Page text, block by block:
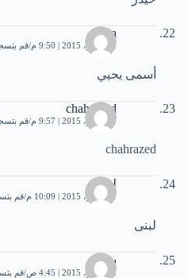
yehia
1 نوفمبر، 2015 | 9:50 م قم
أسمى يحيي
chahrazed
1 نوفمبر، 2015 | 9:57 م قم
chahrazed
لبنى
1 نوفمبر، 2015 | 10:09 م قم
لبنى
سارة
2 نوفمبر، 2015 | 4:45 ص قم